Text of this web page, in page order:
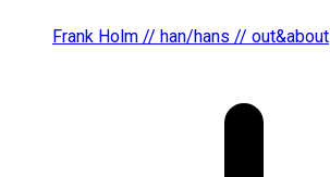
Frank Holm // han/hans // out&about